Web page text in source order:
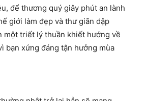
để thương quý giây phút an lành
giới làm đẹp và thư giãn dập
một triết lý thuần khiết hướng về
bạn xứng đáng tận hưởng mùa